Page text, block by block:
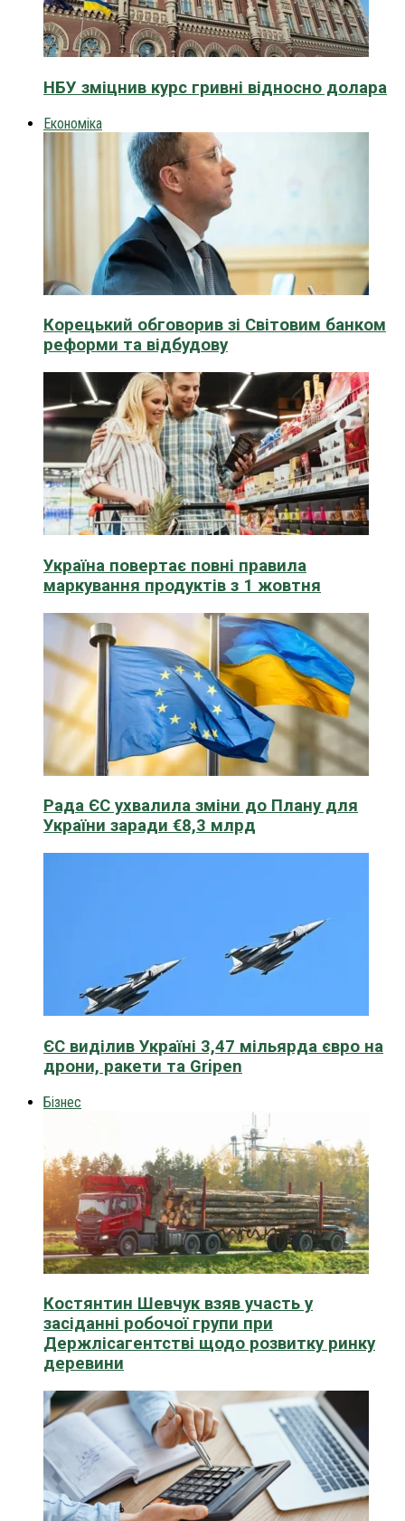
НБУ зміцнив курс гривні відносно долара
Економіка
Корецький обговорив зі Світовим банком
реформи та відбудову
Україна повертає повні правила
маркування продуктів з 1 жовтня
Рада ЄС ухвалила зміни до Плану для
України заради €8,3 млрд
ЄС виділив Україні 3,47 мільярда євро на
дрони, ракети та Gripen
Бізнес
Костянтин Шевчук взяв участь у
засіданні робочої групи при
Держлісагентстві щодо розвитку ринку
деревини